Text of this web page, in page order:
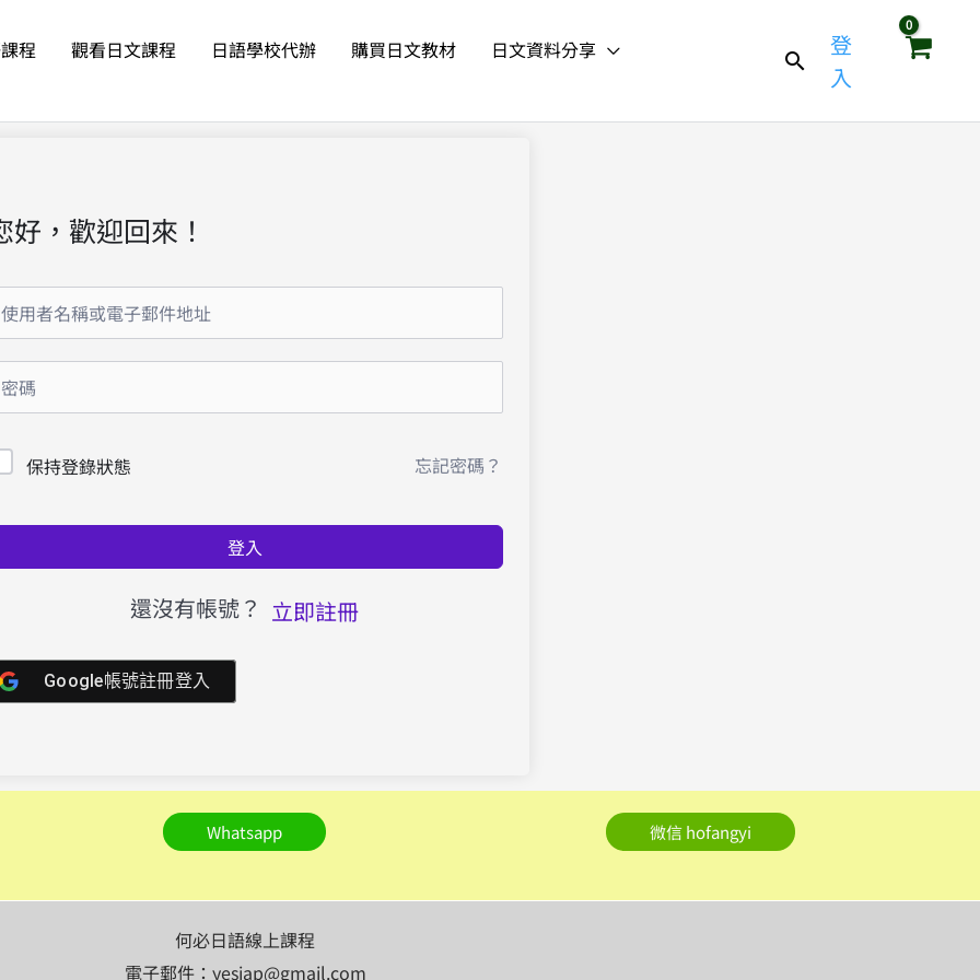
程 觀看日文課程 日語學校代辦 購買日文教材
日文資料分享
登
入
好，歡迎回來！
保持登錄狀態 忘記密碼？
登入
還沒有帳號？ 立即註冊
Google帳號註冊登入
Whatsapp 微信 hofangyi
何必日語線上課程
電子郵件：yesjap@gmail.com